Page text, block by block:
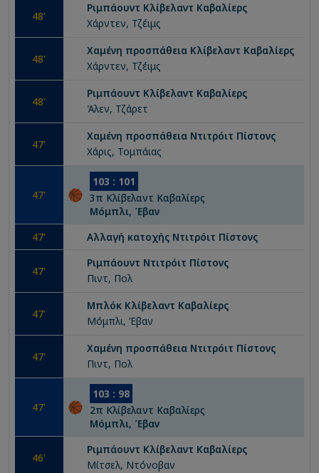
48'
Ριμπάουντ Κλίβελαντ Καβαλίερς
Χάρντεν, Τζέιμς
48'
Χαμένη προσπάθεια Κλίβελαντ Καβαλίερς
Χάρντεν, Τζέιμς
48'
Ριμπάουντ Κλίβελαντ Καβαλίερς
Άλεν, Τζάρετ
47'
Χαμένη προσπάθεια Ντιτρόιτ Πίστονς
Χάρις, Τομπάιας
47'
103 : 101
3π Κλίβελαντ Καβαλίερς
Μόμπλι, Έβαν
47' Αλλαγή κατοχής Ντιτρόιτ Πίστονς
47'
Ριμπάουντ Ντιτρόιτ Πίστονς
Πιντ, Πολ
47'
Μπλόκ Κλίβελαντ Καβαλίερς
Μόμπλι, Έβαν
47'
Χαμένη προσπάθεια Ντιτρόιτ Πίστονς
Πιντ, Πολ
47'
103 : 98
2π Κλίβελαντ Καβαλίερς
Μόμπλι, Έβαν
46'
Ριμπάουντ Κλίβελαντ Καβαλίερς
Μίτσελ, Ντόνοβαν